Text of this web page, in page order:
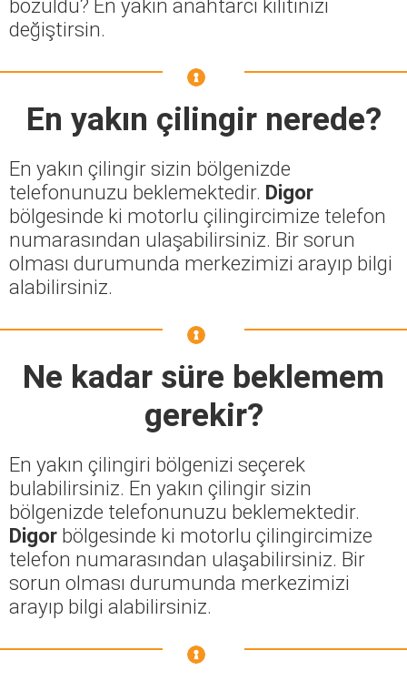
bozuldu? En yakın anahtarcı kilitinizi
değiştirsin.
En yakın çilingir nerede?
En yakın çilingir sizin bölgenizde
telefonunuzu beklemektedir. Digor
bölgesinde ki motorlu çilingircimize telefon
numarasından ulaşabilirsiniz. Bir sorun
olması durumunda merkezimizi arayıp bilgi
alabilirsiniz.
Ne kadar süre beklemem
gerekir?
En yakın çilingiri bölgenizi seçerek
bulabilirsiniz. En yakın çilingir sizin
bölgenizde telefonunuzu beklemektedir.
Digor bölgesinde ki motorlu çilingircimize
telefon numarasından ulaşabilirsiniz. Bir
sorun olması durumunda merkezimizi
arayıp bilgi alabilirsiniz.